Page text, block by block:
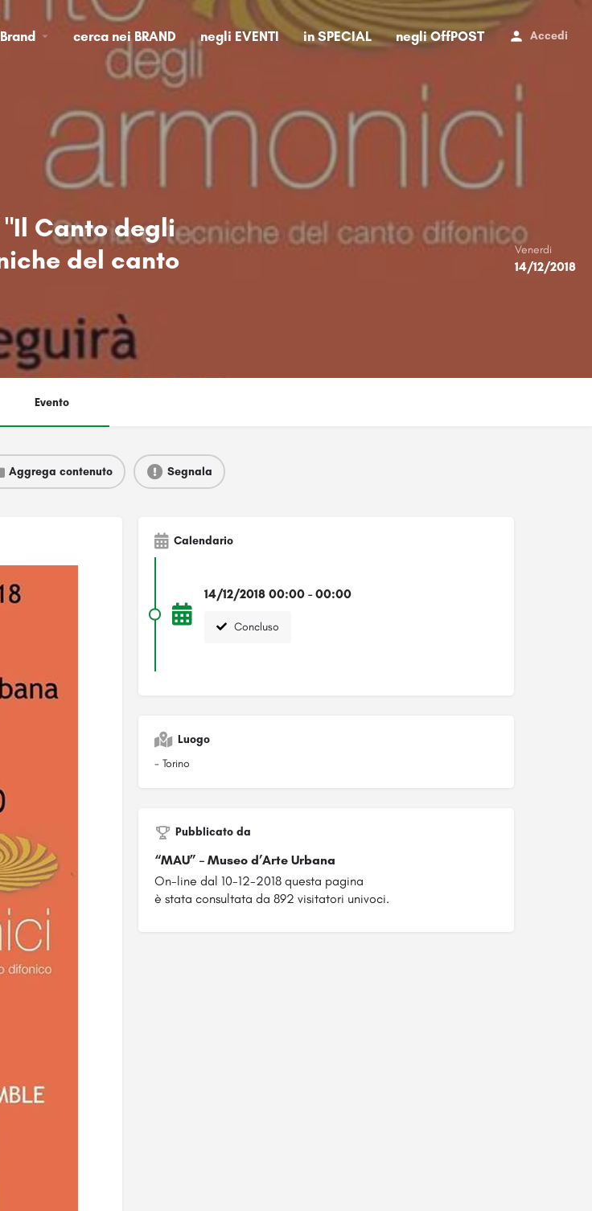
cerca nei BRAND negli EVENTI in SPECIAL negli OffPOST Accedi
"Il Canto degli
del canto
Venerdi
14/12/2018
Evento
Aggrega contenuto Segnala
Calendario
14/12/2018 00:00 - 00:00
Concluso
Luogo
- Torino
Pubblicato da
“MAU” – Museo d’Arte Urbana
On-line dal 10-12-2018 questa pagina
è stata consultata da 892 visitatori univoci.